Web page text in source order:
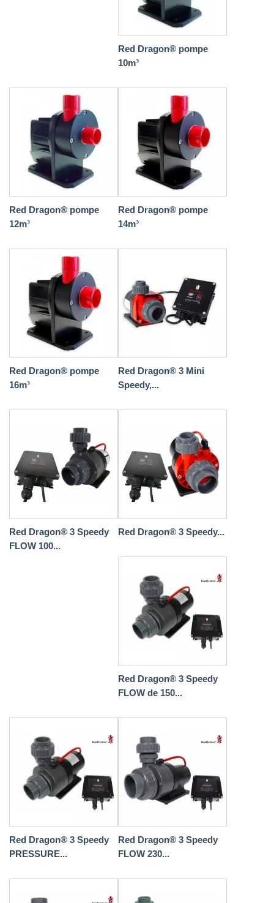
Red Dragon® pompe
10m³
Red Dragon® pompe
12m³
Red Dragon® pompe
14m³
Red Dragon® pompe
16m³
Red Dragon® 3 Mini
Speedy,...
Red Dragon® 3 Speedy
FLOW 100...
Red Dragon® 3 Speedy...
Red Dragon® 3 Speedy
FLOW de 150...
Red Dragon® 3 Speedy
PRESSURE...
Red Dragon® 3 Speedy
FLOW 230...